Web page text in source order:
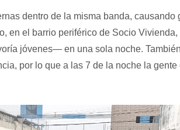
dentro de la misma banda, causando
en el barrio periférico de Socio Vivienda,
jóvenes— en una sola noche.
por lo que a las 7 de la noche la gente